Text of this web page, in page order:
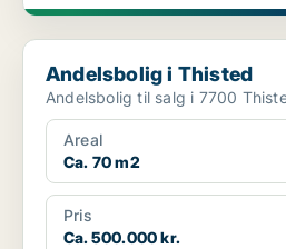
Andelsbolig i Thisted
Andelsbolig i Thisted
Areal
Ca. 70 m2
Pris
Ca. 500.000 kr.